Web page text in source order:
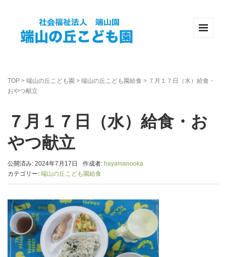
TOP > 端山の丘こども園 > 端山の丘こども園給食 > ７月１７日（水）給食・
おやつ献立
７月１７日（水）給食・お
やつ献立
公開済み: 2024年7月17日 作成者: hayamanooka
カテゴリー: 端山の丘こども園給食